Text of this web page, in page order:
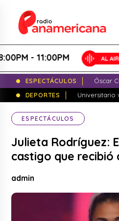
- 11:00PM
ESPECTÁCULOS
Óscar
DEPORTES
Universitario
ESPECTÁCULOS
Julieta Rodríguez:
castigo que recibió
admin